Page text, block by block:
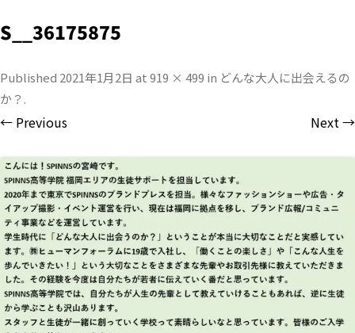
S__36175875
Published 2021年1月2日 at919 × 499 in どんな大人に出会えるの
か？ .
← Previous Next →